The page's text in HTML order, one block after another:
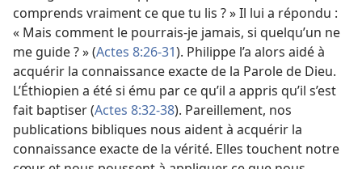
comprends vraiment ce que tu lis ? » Il lui a répondu :
« Mais comment le pourrais-je jamais, si quelqu’un ne
me guide ? » (Actes 8:26-31). Philippe l’a alors aidé à
acquérir la connaissance exacte de la Parole de Dieu.
L’Éthiopien a été si ému par ce qu’il a appris qu’il s’est
fait baptiser (Actes 8:32-38). Pareillement, nos
publications bibliques nous aident à acquérir la
connaissance exacte de la vérité. Elles touchent notre